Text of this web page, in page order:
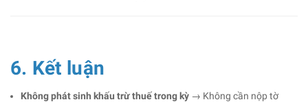
6. Kết luận
Không phát sinh khấu trừ thuế trong kỳ → Không cần nộp tờ